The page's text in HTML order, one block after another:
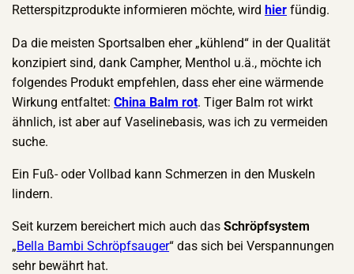
Retterspitzprodukte informieren möchte, wird hier fündig.
Da die meisten Sportsalben eher „kühlend“ in der Qualität
konzipiert sind, dank Campher, Menthol u.ä., möchte ich
folgendes Produkt empfehlen, dass eher eine wärmende
Wirkung entfaltet:China Balm rot. Tiger Balm rot wirkt
ähnlich, ist aber auf Vaselinebasis, was ich zu vermeiden
suche.
Ein Fuß- oder Vollbad kann Schmerzen in den Muskeln
lindern.
Seit kurzem bereichert mich auch dasSchröpfsystem
„Bella Bambi Schröpfsauger“ das sich bei Verspannungen
sehr bewährt hat.